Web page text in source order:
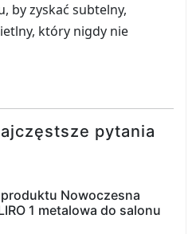
by zyskać subtelny,
który nigdy nie
pytania
Nowoczesna
1 metalowa do salonu